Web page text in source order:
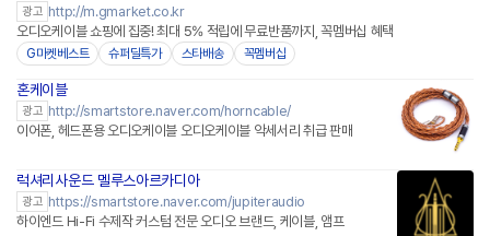
광고 http://m.gmarket.co.kr
오디오케이블 쇼핑에 집중! 최대 5% 적립에 무료반품까지, 꼭멤버십 혜택
G마켓베스트 슈퍼딜특가 스타배송 꼭멤버십
혼케이블
광고 http://smartstore.naver.com/horncable/
이어폰, 헤드폰용 오디오케이블 오디오케이블 악세서리 취급 판매
럭셔리사운드 멜루스아르카디아
광고 https://smartstore.naver.com/jupiteraudio
하이엔드 Hi-Fi 수제작 커스텀 전문 오디오 브랜드, 케이블, 앰프